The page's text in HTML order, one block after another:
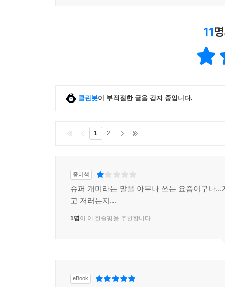
11
클린봇이 부적절한 글을 감지 중입니다.
1 2
종이책
슈퍼 개미라는 말을 아무나 쓰는 요즘이구나...
고 저러는지...
1명이 이 한줄평을 추천합니다.
eBook